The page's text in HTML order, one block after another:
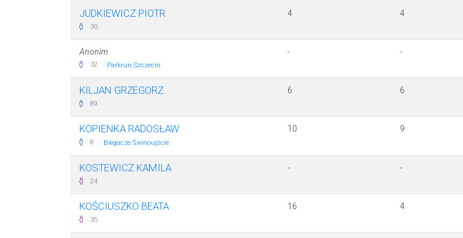
JUDKIEWICZ PIOTR
30
4 4
Anonim
32 · Parkrun Szczecin
- -
KILJAN GRZEGORZ
89
6 6
KOPIENKA RADOSŁAW
8 · Biegacze Świnoujście
10 9
KOSTEWICZ KAMILA
24
- -
KOŚCIUSZKO BEATA
35
16 4